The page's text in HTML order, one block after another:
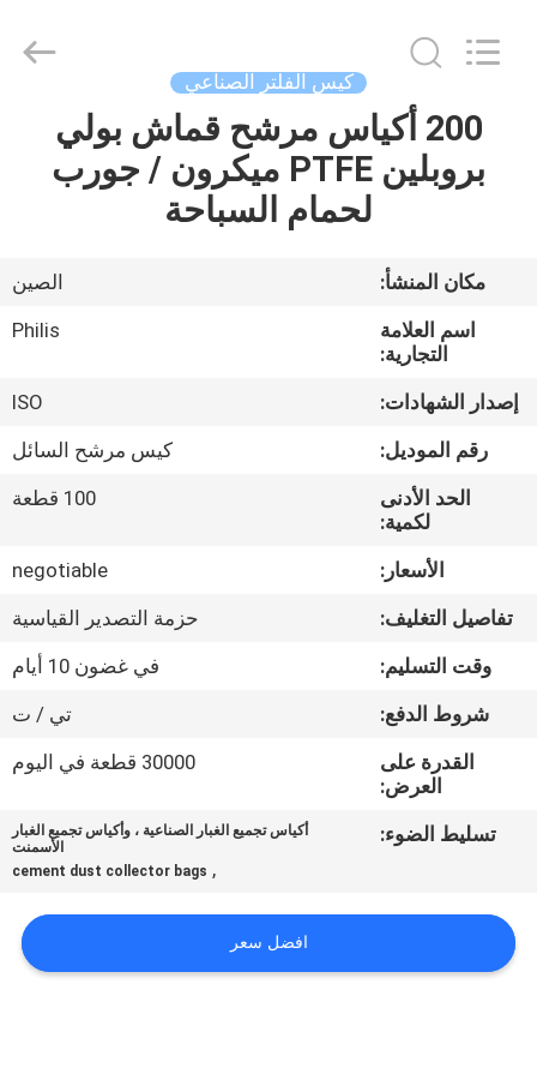
الصفحة
الرئيسية
معلومات
جولة
مراقبة
الجودة
اتصل
اطلب
خريطة
Technology
كيس الفلتر الصناعي
200 أكياس مرشح قماش بولي
بروبلين PTFE ميكرون / جورب
لحمام السباحة
مكان المنشأ:
الصين
اسم العلامة
التجارية:
Philis
إصدار الشهادات:
ISO
رقم الموديل:
كيس مرشح السائل
الحد الأدنى
لكمية:
100 قطعة
الأسعار:
negotiable
تفاصيل التغليف:
حزمة التصدير القياسية
وقت التسليم:
في غضون 10 أيام
شروط الدفع:
تي / ت
القدرة على
العرض:
30000 قطعة في اليوم
تسليط الضوء:
أكياس تجميع الغبار الصناعية ، وأكياس تجميع الغبار
الأسمنت
,
cement dust collector bags
افضل سعر